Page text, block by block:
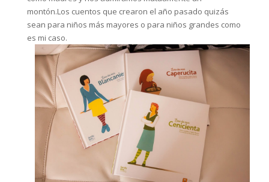
montón.Los cuentos que crearon el año pasado quizás
sean para niños más mayores o para niños grandes como
es mi caso.